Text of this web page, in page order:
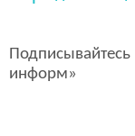
информ»